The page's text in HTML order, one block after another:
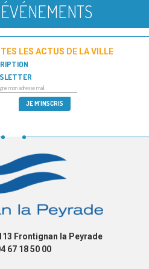
LES ACTUS DE LA VILLE
Frontignan la Peyrade
67 18 50 00